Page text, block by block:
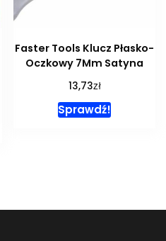
Faster Tools Klucz Płasko-
Oczkowy 7Mm Satyna
13,73zł
Sprawdź!